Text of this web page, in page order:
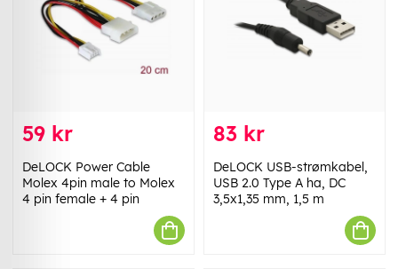
59 kr
DeLOCK Power Cable
Molex 4pin male to Molex
4 pin female + 4 pin
83 kr
DeLOCK USB-strømkabel,
USB 2.0 Type A ha, DC
3,5x1,35 mm, 1,5 m